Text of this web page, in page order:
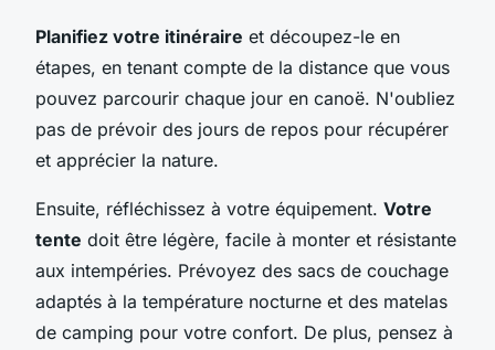
Planifiez votre itinéraire et découpez-le en
étapes, en tenant compte de la distance que vous
pouvez parcourir chaque jour en canoë. N'oubliez
pas de prévoir des jours de repos pour récupérer
et apprécier la nature.
Ensuite, réfléchissez à votre équipement. Votre
tente doit être légère, facile à monter et résistante
aux intempéries. Prévoyez des sacs de couchage
adaptés à la température nocturne et des matelas
de camping pour votre confort. De plus, pensez à